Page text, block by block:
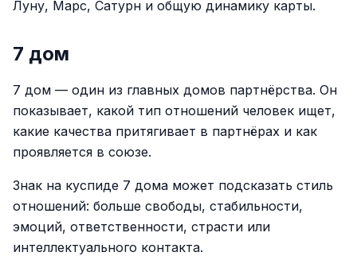
Луну, Марс, Сатурн и общую динамику карты.
7 дом
7 дом — один из главных домов партнёрства. Он
показывает, какой тип отношений человек ищет,
какие качества притягивает в партнёрах и как
проявляется в союзе.
Знак на куспиде 7 дома может подсказать стиль
отношений: больше свободы, стабильности,
эмоций, ответственности, страсти или
интеллектуального контакта.